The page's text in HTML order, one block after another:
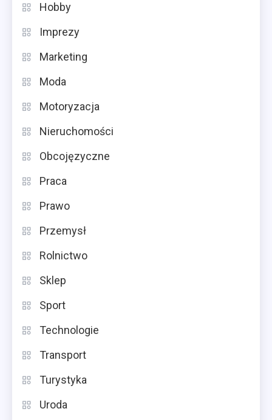
Hobby
Imprezy
Marketing
Moda
Motoryzacja
Nieruchomości
Obcojęzyczne
Praca
Prawo
Przemysł
Rolnictwo
Sklep
Sport
Technologie
Transport
Turystyka
Uroda